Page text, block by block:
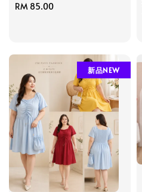
Regular
RM 85.00
新品NEW